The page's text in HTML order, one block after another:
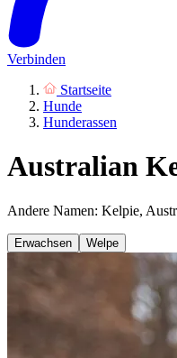
Verbinden
Startseite
Hunde
Hunderassen
Australian
Andere Namen: Kelpie,
Erwachsen Welpe